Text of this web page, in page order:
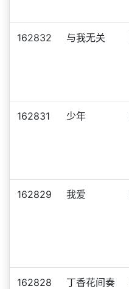
162832 与我无关
162831 少年
162829 我爱
162828 丁香花间奏